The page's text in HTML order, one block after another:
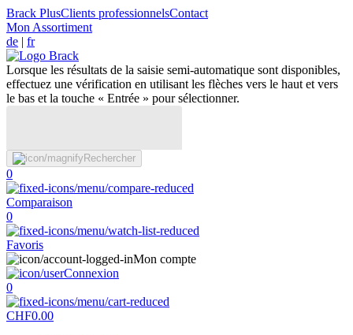
Brack PlusClients professionnelsContact
Mon Assortiment
de | fr
Lorsque les résultats de la saisie semi-automatique sont disponibles,
effectuez une vérification en utilisant les flèches vers le haut et vers
le bas et la touche « Entrée » pour sélectionner.
Rechercher
0
Comparaison
0
Favoris
Mon compte
Connexion
0
CHF0.00